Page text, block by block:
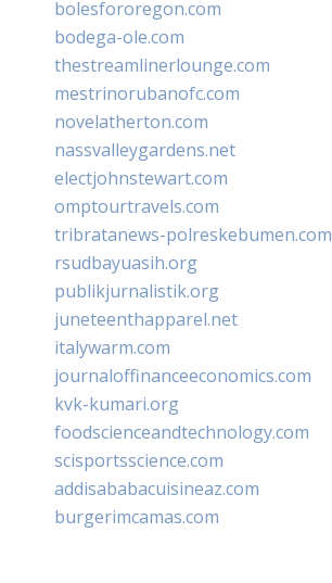
bolesfororegon.com
bodega-ole.com
thestreamlinerlounge.com
mestrinorubanofc.com
novelatherton.com
nassvalleygardens.net
electjohnstewart.com
omptourtravels.com
tribratanews-polreskebumen.com
rsudbayuasih.org
publikjurnalistik.org
juneteenthapparel.net
italywarm.com
journaloffinanceeconomics.com
kvk-kumari.org
foodscienceandtechnology.com
scisportsscience.com
addisababacuisineaz.com
burgerimcamas.com